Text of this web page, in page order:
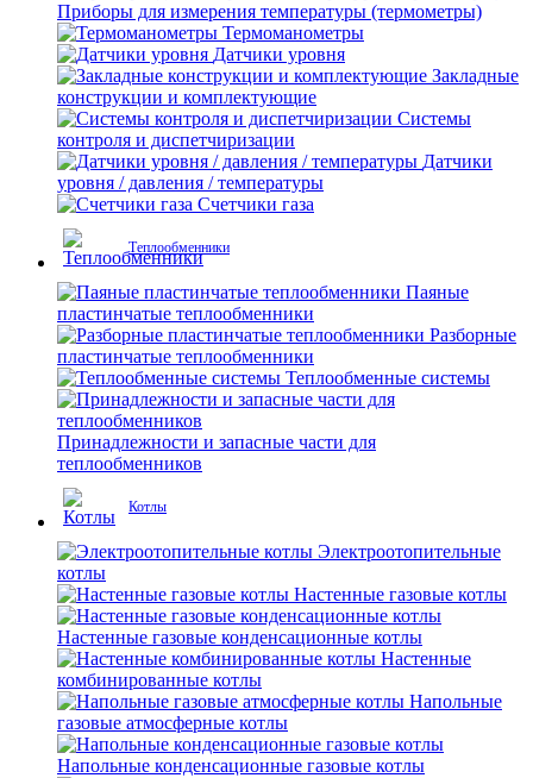
Приборы для измерения температуры (термометры)
Термоманометры
Датчики уровня
Закладные
конструкции и комплектующие
Системы
контроля и диспетчиризации
Датчики
уровня / давления / температуры
Счетчики газа
Теплообменники
Паяные
пластинчатые теплообменники
Разборные
пластинчатые теплообменники
Теплообменные системы
Принадлежности и запасные части для
теплообменников
Котлы
Электроотопительные
котлы
Настенные газовые котлы
Настенные газовые конденсационные котлы
Настенные
комбинированные котлы
Напольные
газовые атмосферные котлы
Напольные конденсационные газовые котлы